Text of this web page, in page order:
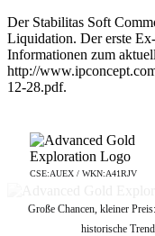
Der Stabilitas Soft
Liquidation. Der erste
Informationen zum
http://
12-28.pdf.
CSE:AUEX / WKN:A41RJV
Große Chancen, kleiner
historische